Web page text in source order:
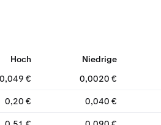
Hoch Niedrige
0,049 € 0,0020 €
0,20 € 0,040 €